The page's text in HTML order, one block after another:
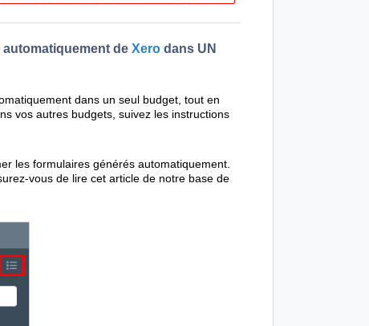
de Xero dans UN
dans un seul budget, tout en
vos autres budgets, suivez les instructions
les formulaires générés automatiquement.
vous de lire cet article de notre base de